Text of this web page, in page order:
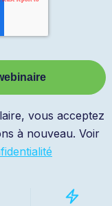
vous acceptez
à nouveau. Voir